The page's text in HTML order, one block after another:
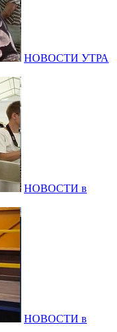
НОВОСТИ УТРА
НОВОСТИ в
НОВОСТИ в